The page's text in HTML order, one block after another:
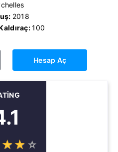
2018
100
Hesap Aç
☆☆ ☆
★★ ★